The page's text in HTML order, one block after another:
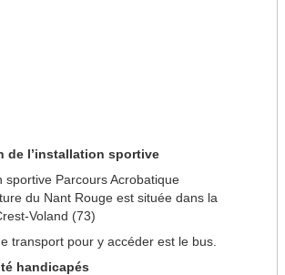
de l’installation sportive
sportive Parcours Acrobatique
du Nant Rouge est située dans la
Voland (73)
transport pour y accéder est le bus.
handicapés